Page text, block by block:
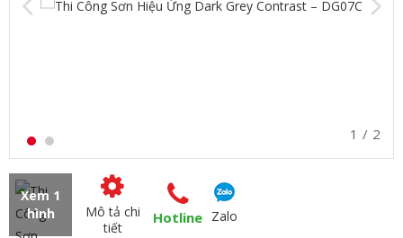
1 2
Xem 1
hình
Mô tả chi
tiết
Hotline Zalo